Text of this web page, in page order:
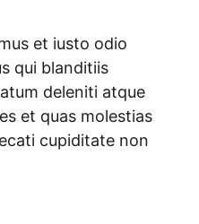
et iusto odio
qui blanditiis
deleniti atque
et quas molestias
cupiditate non